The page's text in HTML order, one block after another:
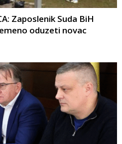
Zaposlenik Suda BiH
oduzeti novac